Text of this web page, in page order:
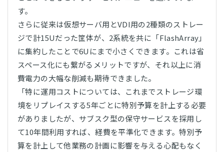
す。
さらに従来は仮想サーバ用とVDI用の2種類のストレー
ジで計15Uだった筐体が、2系統を共に「FlashArray」
に集約したことで6Uにまで小さくできます。これは省
スペース化にも繋がるメリットですが、それ以上に消
費電力の大幅な削減も期待できました。
「特に運用コストについては、これまでストレージ環
境をリプレイスする5年ごとに特別予算を計上する必要
がありましたが、サブスク型の保守サービスを採用し
て10年間利用すれば、経費を平準化できます。特別予
算を計上して他業務の計画に影響を与える心配もなく